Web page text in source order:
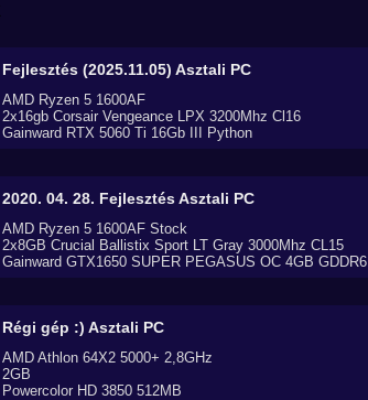
Fejlesztés (2025.11.05) Asztali PC
AMD Ryzen 5 1600AF
2x16gb Corsair Vengeance LPX 3200Mhz Cl16
Gainward RTX 5060 Ti 16Gb III Python
2020. 04. 28. FejlesztésAsztali PC
AMD Ryzen 5 1600AF Stock
2x8GB Crucial Ballistix Sport LT Gray 3000Mhz CL15
Gainward GTX1650 SUPER PEGASUS OC 4GB GDDR6
Régi gép :) Asztali PC
AMD Athlon 64X2 5000+ 2,8GHz
2GB
Powercolor HD 3850 512MB